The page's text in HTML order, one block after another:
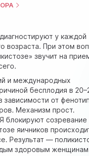
у каждой
возраста. При этом
звучит на
и международных
бесплодия в
зависимости от
Механизм прост.
блокируют созревание
яичников
Результат —
здоровым